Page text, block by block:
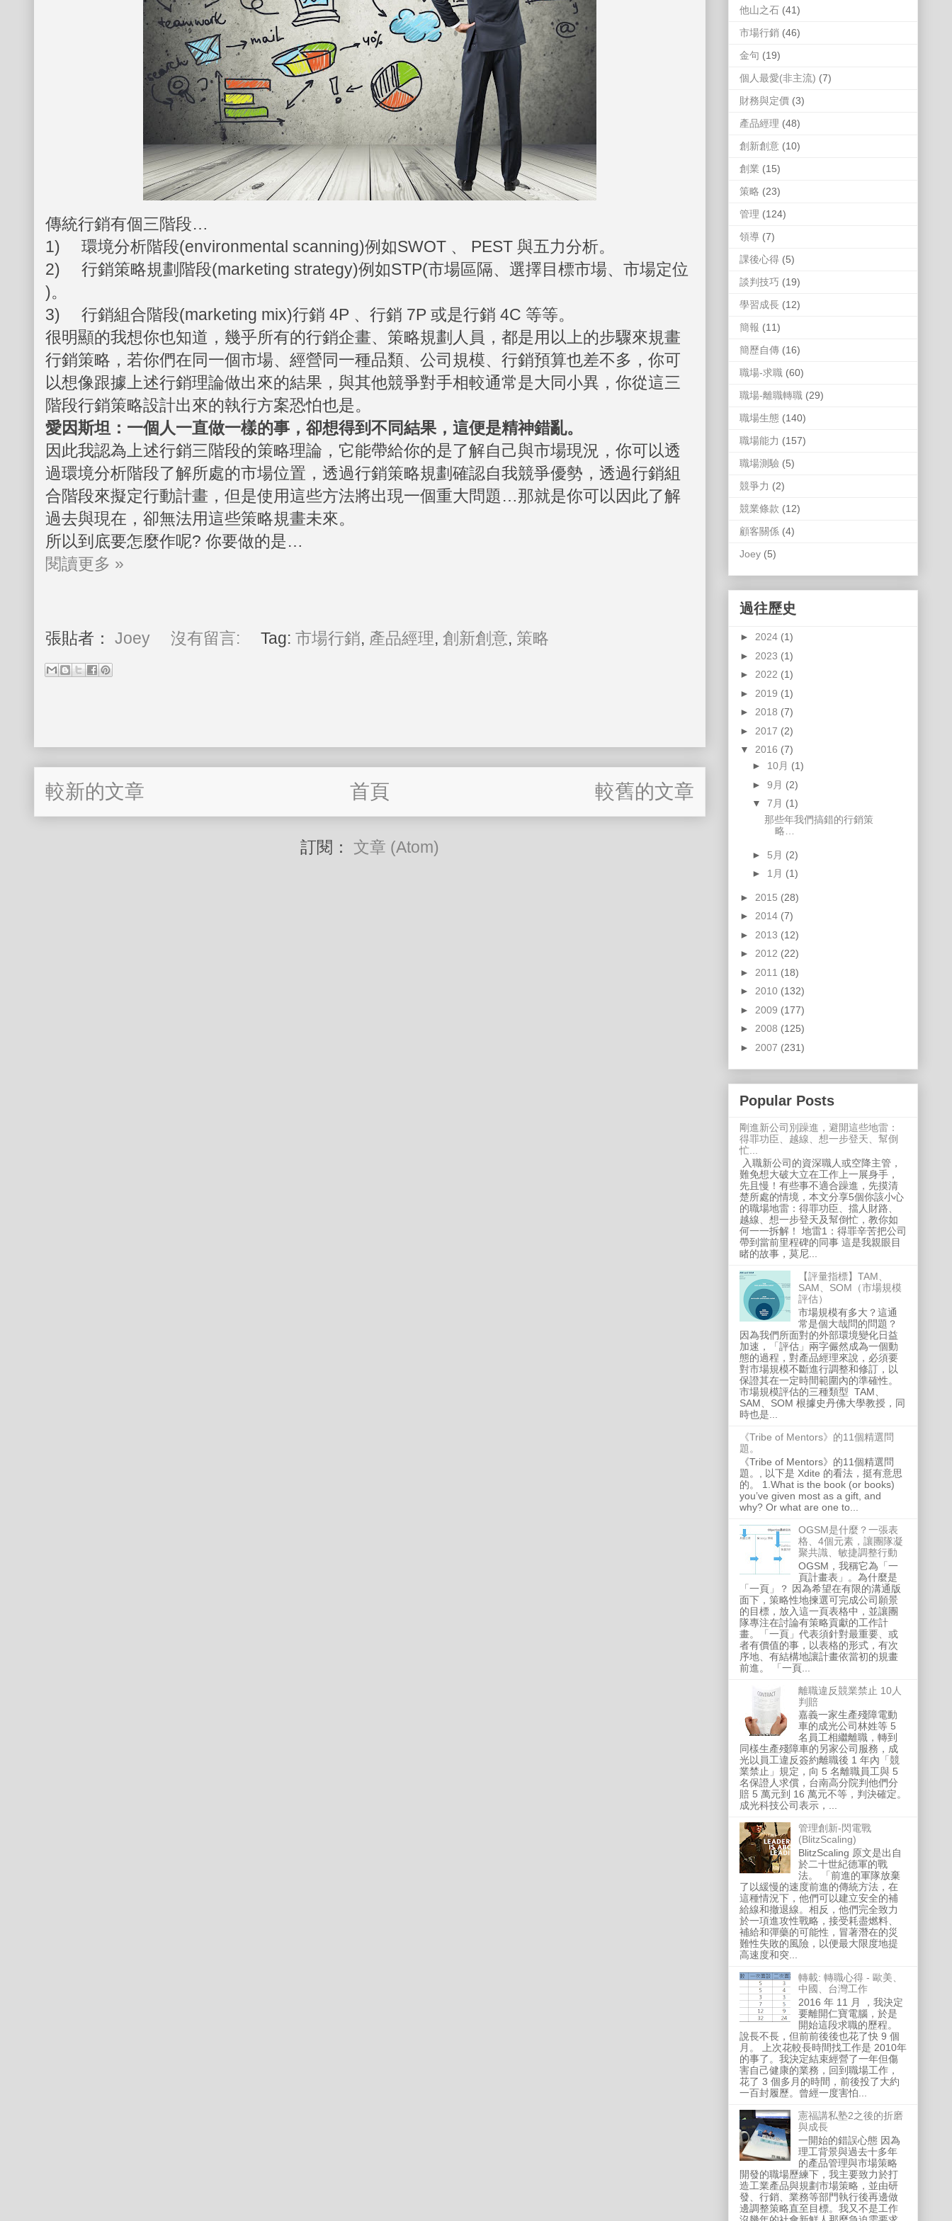
傳統行銷有個三階段…
1) 環境分析階段(environmental scanning)例如SWOT 、 PEST 與五力分析。
2) 行銷策略規劃階段(marketing strategy)例如STP(市場區隔、選擇目標市場、市場定位
)。
3) 行銷組合階段(marketing mix)行銷 4P 、行銷 7P 或是行銷 4C 等等。
很明顯的我想你也知道，幾乎所有的行銷企畫、策略規劃人員，都是用以上的步驟來規畫
行銷策略，若你們在同一個市場、經營同一種品類、公司規模、行銷預算也差不多，你可
以想像跟據上述行銷理論做出來的結果，與其他競爭對手相較通常是大同小異，你從這三
階段行銷策略設計出來的執行方案恐怕也是。
愛因斯坦：一個人一直做一樣的事，卻想得到不同結果，這便是精神錯亂。
因此我認為上述行銷三階段的策略理論，它能帶給你的是了解自己與市場現況，你可以透
過環境分析階段了解所處的市場位置，透過行銷策略規劃確認自我競爭優勢，透過行銷組
合階段來擬定行動計畫，但是使用這些方法將出現一個重大問題…那就是你可以因此了解
過去與現在，卻無法用這些策略規畫未來。
所以到底要怎麼作呢? 你要做的是…
閱讀更多 »
張貼者： Joey 沒有留言: Tag: 市場行銷, 產品經理, 創新創意, 策略
較新的文章 較舊的文章
首頁
訂閱： 文章 (Atom)
他山之石 (41)
市場行銷 (46)
金句 (19)
個人最愛(非主流) (7)
財務與定價 (3)
產品經理 (48)
創新創意 (10)
創業 (15)
策略 (23)
管理 (124)
領導 (7)
課後心得 (5)
談判技巧 (19)
學習成長 (12)
簡報 (11)
簡歷自傳 (16)
職場-求職 (60)
職場-離職轉職 (29)
職場生態 (140)
職場能力 (157)
職場測驗 (5)
競爭力 (2)
競業條款 (12)
顧客關係 (4)
Joey (5)
過往歷史
► 2024 (1)
► 2023 (1)
► 2022 (1)
► 2019 (1)
► 2018 (7)
► 2017 (2)
▼ 2016 (7)
► 10月 (1)
► 9月 (2)
▼ 7月 (1)
那些年我們搞錯的行銷策
略…
► 5月 (2)
► 1月 (1)
► 2015 (28)
► 2014 (7)
► 2013 (12)
► 2012 (22)
► 2011 (18)
► 2010 (132)
► 2009 (177)
► 2008 (125)
► 2007 (231)
Popular Posts
剛進新公司別躁進，避開這些地雷：
得罪功臣、越線、想一步登天、幫倒
忙...
入職新公司的資深職人或空降主管，
難免想大破大立在工作上一展身手，
先且慢！有些事不適合躁進，先摸清
楚所處的情境，本文分享5個你該小心
的職場地雷：得罪功臣、擋人財路、
越線、想一步登天及幫倒忙，教你如
何一一拆解！ 地雷1：得罪辛苦把公司
帶到當前里程碑的同事 這是我親眼目
睹的故事，莫尼...
【評量指標】TAM、
SAM、SOM（市場規模
評估）
市場規模有多大？這通
常是個大哉問的問題？
因為我們所面對的外部環境變化日益
加速，「評估」兩字儼然成為一個動
態的過程，對產品經理來說，必須要
對市場規模不斷進行調整和修訂，以
保證其在一定時間範圍內的準確性。
市場規模評估的三種類型 TAM、
SAM、SOM 根據史丹佛大學教授，同
時也是...
《Tribe of Mentors》的11個精選問
題。
《Tribe of Mentors》的11個精選問
題。, 以下是 Xdite 的看法，挺有意思
的。 1.What is the book (or books)
you’ve given most as a gift, and
why? Or what are one to...
OGSM是什麼？一張表
格、4個元素，讓團隊凝
聚共識、敏捷調整行動
OGSM，我稱它為「一
頁計畫表」。為什麼是
「一頁」？ 因為希望在有限的溝通版
面下，策略性地揀選可完成公司願景
的目標，放入這一頁表格中，並讓團
隊專注在討論有策略貢獻的工作計
畫。「一頁」代表須針對最重要、或
者有價值的事，以表格的形式，有次
序地、有結構地讓計畫依當初的規畫
前進。 「一頁...
離職違反競業禁止 10人
判賠
嘉義一家生產殘障電動
車的成光公司林姓等 5
名員工相繼離職，轉到
同樣生產殘障車的另家公司服務，成
光以員工違反簽約離職後 1 年內「競
業禁止」規定，向 5 名離職員工與 5
名保證人求償，台南高分院判他們分
賠 5 萬元到 16 萬元不等，判決確定。
成光科技公司表示，...
管理創新-閃電戰
(BlitzScaling)
BlitzScaling 原文是出自
於二十世紀德軍的戰
法。 「前進的軍隊放棄
了以緩慢的速度前進的傳統方法，在
這種情況下，他們可以建立安全的補
給線和撤退線。相反，他們完全致力
於一項進攻性戰略，接受耗盡燃料、
補給和彈藥的可能性，冒著潛在的災
難性失敗的風險，以便最大限度地提
高速度和突...
轉載: 轉職心得 - 歐美、
中國、台灣工作
2016 年 11 月 ，我決定
要離開仁寶電腦，於是
開始這段求職的歷程。
說長不長，但前前後後也花了快 9 個
月。 上次花較長時間找工作是 2010年
的事了。我決定結束經營了一年但傷
害自己健康的業務，回到職場工作，
花了 3 個多月的時間，前後投了大約
一百封履歷。曾經一度害怕...
憲福講私塾2之後的折磨
與成長
一開始的錯誤心態 因為
理工背景與過去十多年
的產品管理與市場策略
開發的職場歷練下，我主要致力於打
造工業產品與規劃市場策略，並由研
發、行銷、業務等部門執行後再邊做
邊調整策略直至目標。我又不是工作